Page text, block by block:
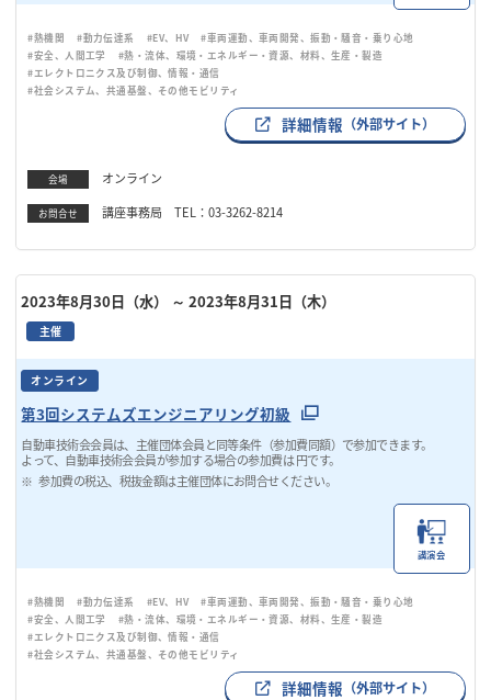
#熱機関 #動力伝達系 #EV、HV
#車両運動、車両開発、振動・騒音・乗り心地
#安全、人間工学
#熱・流体、環境・エネルギー・資源、材料、生産・製造
#エレクトロニクス及び制御、情報・通信
#社会システム、共通基盤、その他モビリティ
詳細情報 （外部サイト）
会場 オンライン
お問合せ 講座事務局 TEL：03-3262-8214
2023年8月30日（水） ～ 2023年8月31日（木）
主催
オンライン
第3回システムズエンジニアリング初級
自動車技術会会員は、主催団体会員と同等条件（参加費同額）で参加できます。
よって、自動車技術会会員が参加する場合の参加費は 円です。
参加費の税込、税抜金額は主催団体にお問合せください。
講演会
#熱機関 #動力伝達系 #EV、HV
#車両運動、車両開発、振動・騒音・乗り心地
#安全、人間工学
#熱・流体、環境・エネルギー・資源、材料、生産・製造
#エレクトロニクス及び制御、情報・通信
#社会システム、共通基盤、その他モビリティ
詳細情報 （外部サイト）